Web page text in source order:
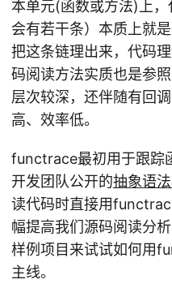
本单元(函数或方法)上
会有若干条）本质上就
把这条链理出来，代码
码阅读方法实质也是参
层次较深，还伴随有回
高、效率低。
functrace最初用于跟踪
开发团队公开的抽象语
读代码时直接用
幅提高我们源码阅读分
样例项目来试试如何用
主线。